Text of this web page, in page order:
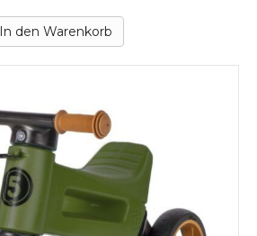
In den Warenkorb